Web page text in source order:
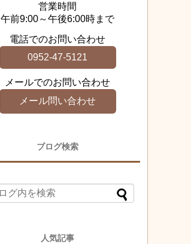
営業時間
午前9:00～午後6:00時まで
電話でのお問い合わせ
0952-47-5121
メールでのお問い合わせ
メール問い合わせ
ブログ検索
人気記事